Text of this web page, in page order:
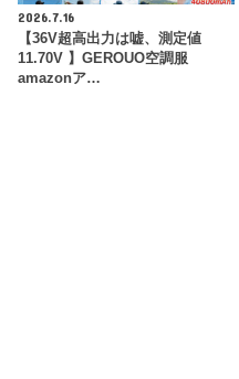
2026.7.16
【36V超高出力は嘘、測定値
11.70V 】GEROUO空調服
amazonア…